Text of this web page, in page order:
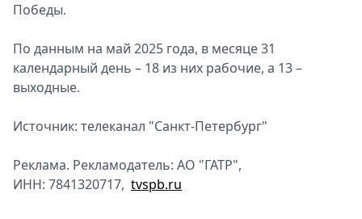
Победы.
По данным на май 2025 года, в месяце 31
календарный день – 18 из них рабочие, а 13 –
выходные.
Источник: телеканал "Санкт-Петербург"
Реклама. Рекламодатель: АО "ГАТР",
ИНН: 7841320717, tvspb.ru